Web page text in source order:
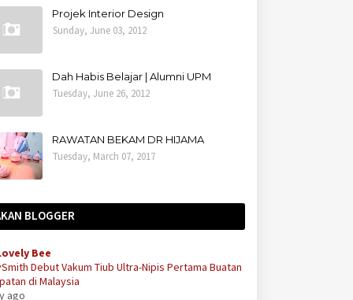
Projek Interior Design
Sunday, June 03, 2012
Dah Habis Belajar | Alumni UPM
Tuesday, June 26, 2012
RAWATAN BEKAM DR HIJAMA
Tuesday, March 07, 2017
BLOGGER
Bee
Debut Vakum Tiub Ultra-Nipis Pertama Buatan
di Malaysia
ago